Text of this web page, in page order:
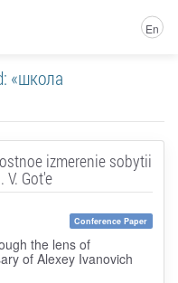
En
«школа
izmerenie sobytii
V. Got'e
Conference Paper
the lens of
of Alexey Ivanovich